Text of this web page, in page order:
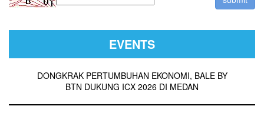
EVENTS
DONGKRAK PERTUMBUHAN EKONOMI, BALE BY
BTN DUKUNG ICX 2026 DI MEDAN